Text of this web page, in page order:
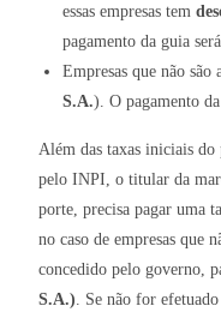
essas empresas tem
pagamento da guia
Empresas que não
S.A.). O pagamento
Além das taxas iniciais
pelo INPI, o titular da
porte, precisa pagar uma
no caso de empresas que
concedido pelo governo,
S.A.) . Se não for